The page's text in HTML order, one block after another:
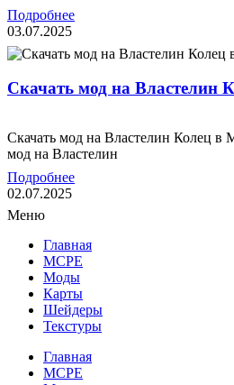
Подробнее
03.07.2025
Скачать мод на Властелин
Скачать мод на Властелин Колец в
мод на Властелин
Подробнее
02.07.2025
Меню
Главная
MCPE
Моды
Карты
Шейдеры
Текстуры
Главная
MCPE